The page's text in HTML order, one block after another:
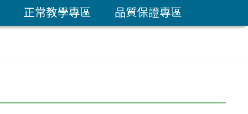
正常教學專區
品質保證專區